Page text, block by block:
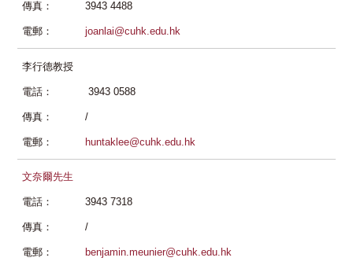
傳真： 3943 4488
電郵： joanlai@cuhk.edu.hk
李行德教授
電話： 3943 0588
傳真： /
電郵： huntaklee@cuhk.edu.hk
文奈爾先生
電話： 3943 7318
傳真： /
電郵： benjamin.meunier@cuhk.edu.hk